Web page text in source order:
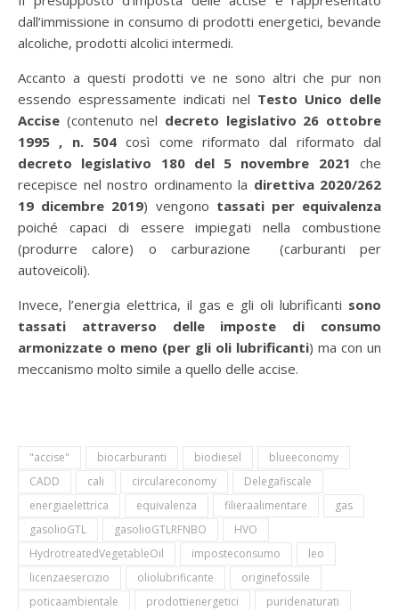
dall’immissione in consumo di prodotti energetici, bevande
alcoliche, prodotti alcolici intermedi.
Accanto a questi prodotti ve ne sono altri che pur non
essendo espressamente indicati nel Testo Unico delle
Accise (contenuto nel decreto legislativo 26 ottobre
1995 , n. 504 così come riformato dal riformato dal
decreto legislativo 180 del 5 novembre 2021 che
recepisce nel nostro ordinamento la direttiva 2020/262
19 dicembre 2019) vengono tassati per equivalenza
poiché capaci di essere impiegati nella combustione
(produrre calore) o carburazione (carburanti per
autoveicoli).
Invece, l’energia elettrica, il gas e gli oli lubrificanti sono
tassati attraverso delle imposte di consumo
armonizzate o meno (per gli oli lubrificanti) ma con un
meccanismo molto simile a quello delle accise.
"accise" biocarburanti biodiesel
blueeconomy
CADD
cali circulareconomy
Delegafiscale
energiaelettrica
equivalenza filieraalimentare
gas
gasolioGTL
gasolioGTLRFNBO
HVO
HydrotreatedVegetableOil
imposteconsumo
leo
licenzaesercizio
oliolubrificante
originefossile
poticaambientale
prodottienergetici
puridenaturati